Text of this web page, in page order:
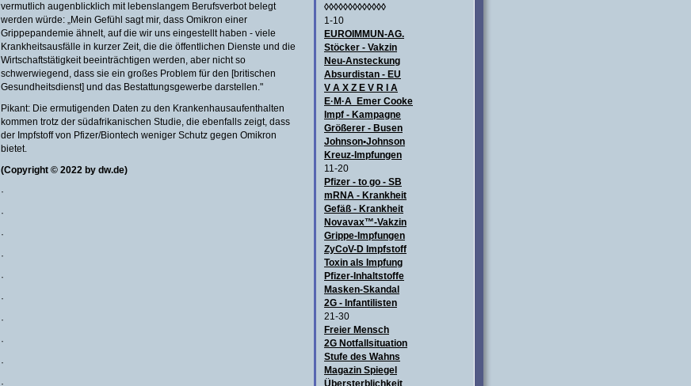
◊◊◊◊◊◊◊◊◊◊◊◊◊
1-10
EUROIMMUN-AG.
Stöcker - Vakzin
Neu-Ansteckung
Absurdistan - EU
V A X Z E V R I A
E·M·A Emer Cooke
Impf - Kampagne
Größerer - Busen
Johnson•Johnson
Kreuz-Impfungen
11-20
Pfizer - to go - SB
mRNA - Krankheit
Gefäß - Krankheit
Novavax™-Vakzin
Grippe-Impfungen
ZyCoV-D Impfstoff
Toxin als Impfung
Pfizer-Inhaltstoffe
Masken-Skandal
2G - Infantilisten
21-30
Freier Mensch
2G Notfallsituation
Stufe des Wahns
Magazin Spiegel
Übersterblichkeit
vermutlich augenblicklich mit lebenslangem Berufsverbot belegt
werden würde: „Mein Gefühl sagt mir, dass Omikron einer
Grippepandemie ähnelt, auf die wir uns eingestellt haben - viele
Krankheitsausfälle in kurzer Zeit, die die öffentlichen Dienste und die
Wirtschaftstätigkeit beeinträchtigen werden, aber nicht so
schwerwiegend, dass sie ein großes Problem für den [britischen
Gesundheitsdienst] und das Bestattungsgewerbe darstellen."
Pikant: Die ermutigenden Daten zu den Krankenhausaufenthalten
kommen trotz der südafrikanischen Studie, die ebenfalls zeigt, dass
der Impfstoff von Pfizer/Biontech weniger Schutz gegen Omikron
bietet.
(Copyright © 2022 by dw.de)
·
·
·
·
·
·
·
·
·
·